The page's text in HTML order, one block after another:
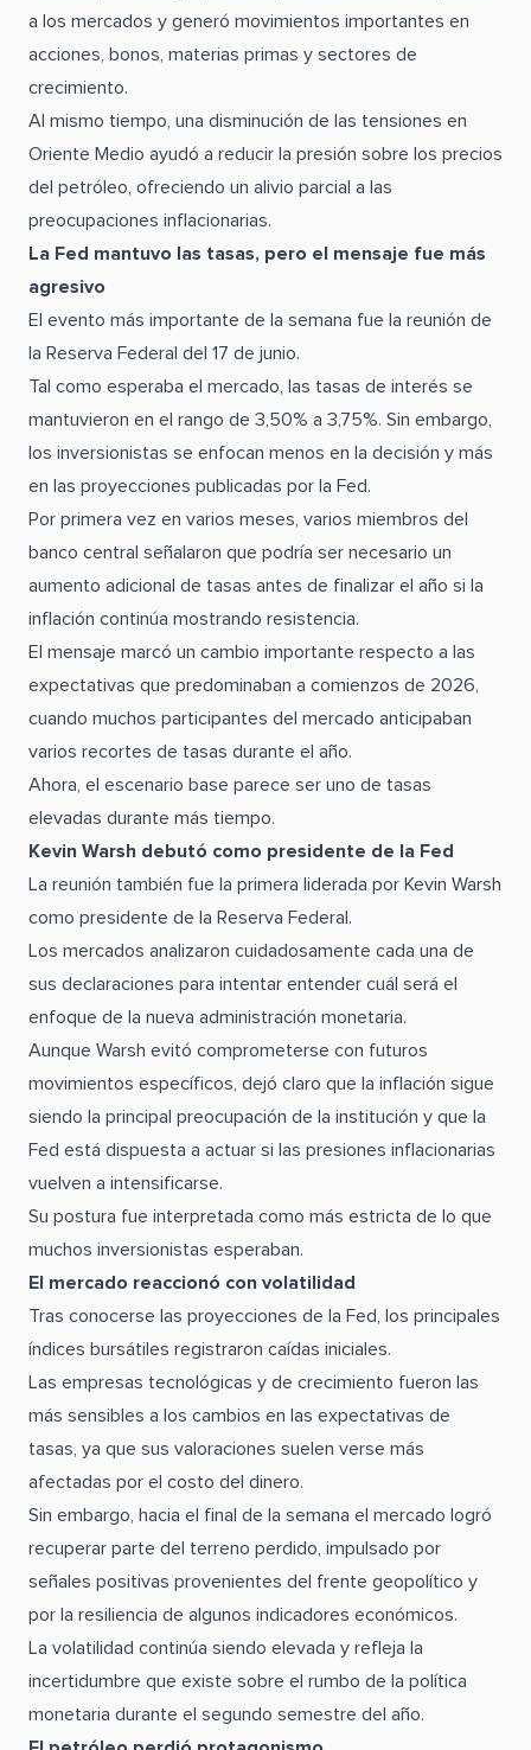
a los mercados y generó movimientos importantes en
acciones, bonos, materias primas y sectores de
crecimiento.
Al mismo tiempo, una disminución de las tensiones en
Oriente Medio ayudó a reducir la presión sobre los precios
del petróleo, ofreciendo un alivio parcial a las
preocupaciones inflacionarias.
La Fed mantuvo las tasas, pero el mensaje fue más
agresivo
El evento más importante de la semana fue la reunión de
la Reserva Federal del 17 de junio.
Tal como esperaba el mercado, las tasas de interés se
mantuvieron en el rango de 3,50% a 3,75%. Sin embargo,
los inversionistas se enfocan menos en la decisión y más
en las proyecciones publicadas por la Fed.
Por primera vez en varios meses, varios miembros del
banco central señalaron que podría ser necesario un
aumento adicional de tasas antes de finalizar el año si la
inflación continúa mostrando resistencia.
El mensaje marcó un cambio importante respecto a las
expectativas que predominaban a comienzos de 2026,
cuando muchos participantes del mercado anticipaban
varios recortes de tasas durante el año.
Ahora, el escenario base parece ser uno de tasas
elevadas durante más tiempo.
Kevin Warsh debutó como presidente de la Fed
La reunión también fue la primera liderada por Kevin Warsh
como presidente de la Reserva Federal.
Los mercados analizaron cuidadosamente cada una de
sus declaraciones para intentar entender cuál será el
enfoque de la nueva administración monetaria.
Aunque Warsh evitó comprometerse con futuros
movimientos específicos, dejó claro que la inflación sigue
siendo la principal preocupación de la institución y que la
Fed está dispuesta a actuar si las presiones inflacionarias
vuelven a intensificarse.
Su postura fue interpretada como más estricta de lo que
muchos inversionistas esperaban.
El mercado reaccionó con volatilidad
Tras conocerse las proyecciones de la Fed, los principales
índices bursátiles registraron caídas iniciales.
Las empresas tecnológicas y de crecimiento fueron las
más sensibles a los cambios en las expectativas de
tasas, ya que sus valoraciones suelen verse más
afectadas por el costo del dinero.
Sin embargo, hacia el final de la semana el mercado logró
recuperar parte del terreno perdido, impulsado por
señales positivas provenientes del frente geopolítico y
por la resiliencia de algunos indicadores económicos.
La volatilidad continúa siendo elevada y refleja la
incertidumbre que existe sobre el rumbo de la política
monetaria durante el segundo semestre del año.